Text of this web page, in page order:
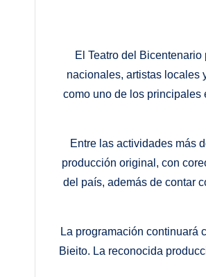
El Teatro del
nacionales, artistas locales
como uno de los principales
Entre las actividades más
producción original, con
del país, además de contar
La programación continuará
Bieito. La reconocida